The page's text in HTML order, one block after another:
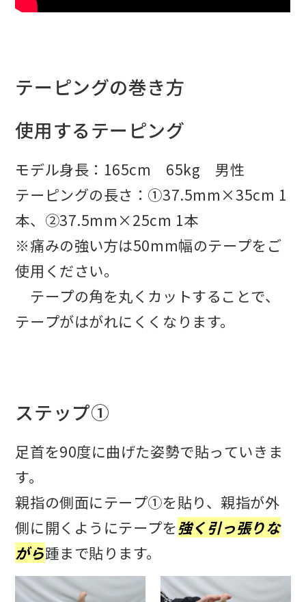
テーピングの巻き方
使用するテーピング
モデル身長：165cm 65kg 男性
テーピングの長さ：①37.5mm×35cm 1
本、②37.5mm×25cm 1本
※痛みの強い方は50mm幅のテープをご
使用ください。
テープの角を丸くカットすることで、
テープがはがれにくくなります。
ステップ①
足首を90度に曲げた姿勢で貼っていきま
す。
親指の側面にテープ①を貼り、親指が外
側に開くようにテープを強く引っ張りな
がら踵まで貼ります。